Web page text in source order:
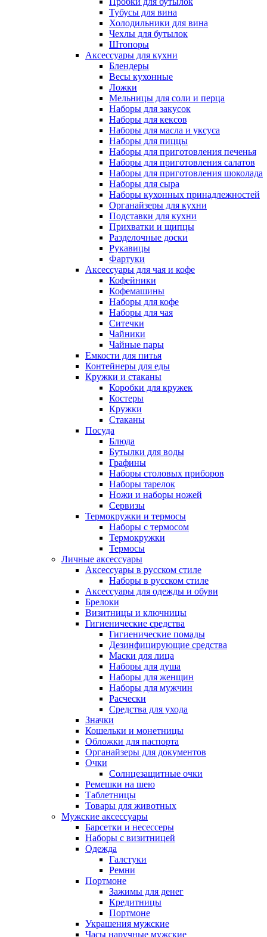
Тубусы для вина
Холодильники для вина
Чехлы для бутылок
Штопоры
Аксессуары для кухни
Блендеры
Весы кухонные
Ложки
Мельницы для соли и перца
Наборы для закусок
Наборы для кексов
Наборы для масла и уксуса
Наборы для пиццы
Наборы для приготовления печенья
Наборы для приготовления салатов
Наборы для приготовления шоколада
Наборы для сыра
Наборы кухонных принадлежностей
Органайзеры для кухни
Подставки для кухни
Прихватки и щипцы
Разделочные доски
Рукавицы
Фартуки
Аксессуары для чая и кофе
Кофейники
Кофемашины
Наборы для кофе
Наборы для чая
Ситечки
Чайники
Чайные пары
Емкости для питья
Контейнеры для еды
Кружки и стаканы
Коробки для кружек
Костеры
Кружки
Стаканы
Посуда
Блюда
Бутылки для воды
Графины
Наборы столовых приборов
Наборы тарелок
Ножи и наборы ножей
Сервизы
Термокружки и термосы
Наборы с термосом
Термокружки
Термосы
Личные аксессуары
Аксессуары в русском стиле
Наборы в русском стиле
Аксессуары для одежды и обуви
Брелоки
Визитницы и ключницы
Гигиенические средства
Гигиенические помады
Дезинфицирующие средства
Маски для лица
Наборы для душа
Наборы для женщин
Наборы для мужчин
Расчески
Средства для ухода
Значки
Кошельки и монетницы
Обложки для паспорта
Органайзеры для документов
Очки
Солнцезащитные очки
Ремешки на шею
Таблетницы
Товары для животных
Мужские аксессуары
Барсетки и несессеры
Наборы с визитницей
Одежда
Галстуки
Ремни
Портмоне
Зажимы для денег
Кредитницы
Портмоне
Украшения мужские
Часы наручные мужские